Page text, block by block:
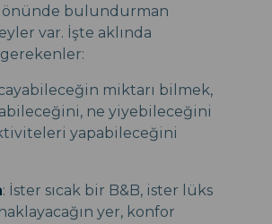
önünde bulundurman
var. İşte aklında
miktarı bilmek,
ne yiyebileceğini
yapabileceğini
: İster sıcak bir B&B, ister lüks
yer, konfor